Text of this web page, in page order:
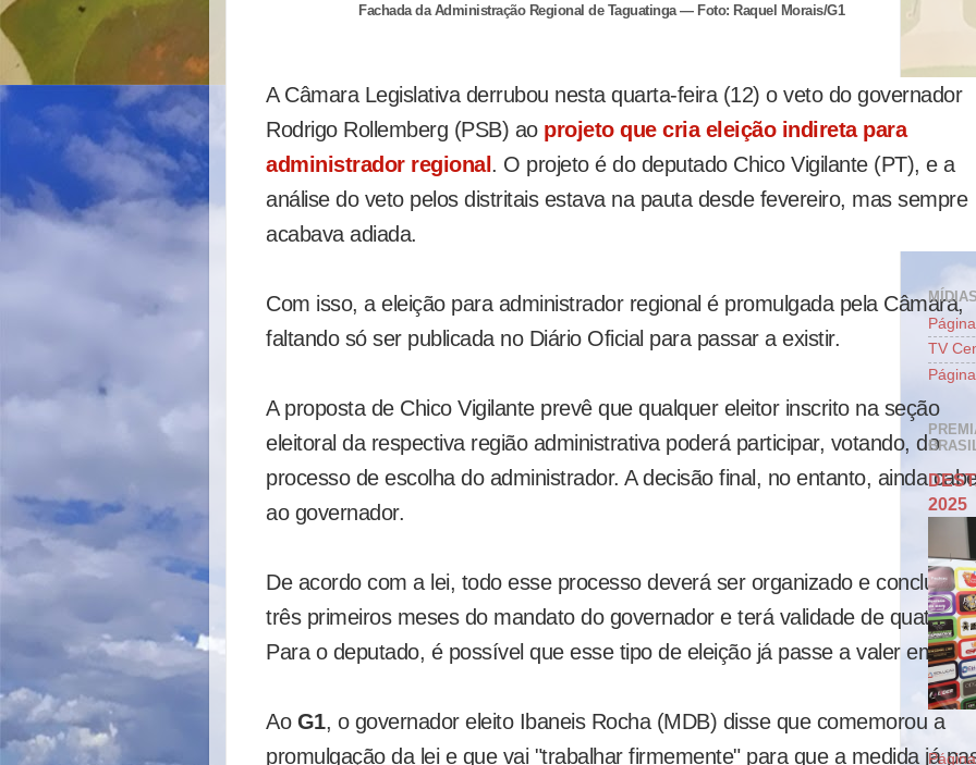
Fachada da Administração Regional de Taguatinga — Foto: Raquel Morais/G1
A Câmara Legislativa derrubou nesta quarta-feira (12) o veto do governador
Rodrigo Rollemberg (PSB) ao projeto que cria eleição indireta para
administrador regional . O projeto é do deputado Chico Vigilante (PT), e a
análise do veto pelos distritais estava na pauta desde fevereiro, mas sempre
acabava adiada.
Com isso, a eleição para administrador regional é promulgada pela Câmara,
faltando só ser publicada no Diário Oficial para passar a existir.
A proposta de Chico Vigilante prevê que qualquer eleitor inscrito na seção
eleitoral da respectiva região administrativa poderá participar, votando, do
processo de escolha do administrador. A decisão final, no entanto, ainda
ao governador.
De acordo com a lei, todo esse processo deverá ser organizado e concluído
três primeiros meses do mandato do governador e terá validade de quatro
Para o deputado, é possível que esse tipo de eleição já passe a valer em
Ao G1, o governador eleito Ibaneis Rocha (MDB) disse que comemorou a
promulgação da lei e que vai "trabalhar firmemente" para que a medida já
TV
2025